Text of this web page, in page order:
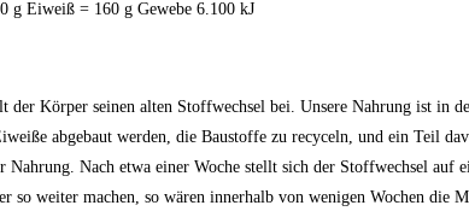
g Eiweiß = 160 g Gewebe 6.100 kJ
Körper seinen alten Stoffwechsel bei. Unsere Nahrung ist in
abgebaut werden, die Baustoffe zu recyceln, und ein Teil
Nach etwa einer Woche stellt sich der Stoffwechsel auf
weiter machen, so wären innerhalb von wenigen Wochen die